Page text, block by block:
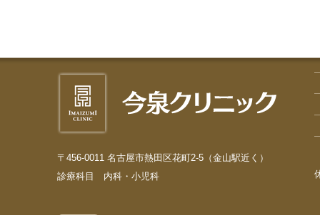
〒456-0011 名古屋市熱田区花町2-5（金山駅近く）
診療科目 内科・小児科